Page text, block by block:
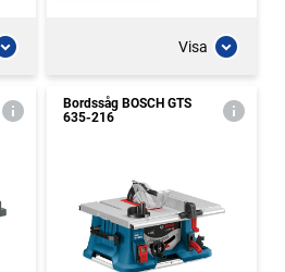
Visa
Bordssåg BOSCH GTS
635-216